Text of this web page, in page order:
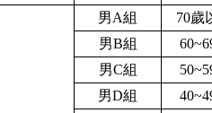
男A組
70歲
男B組
男C組
男D組